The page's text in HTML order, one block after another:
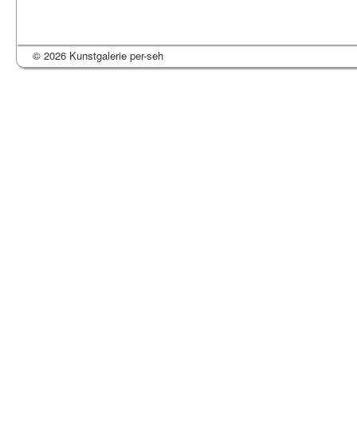
© 2026 Kunstgalerie per-seh